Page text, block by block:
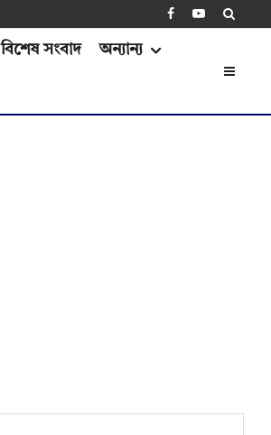
বিশেষ সংবাদ অন্যান্য